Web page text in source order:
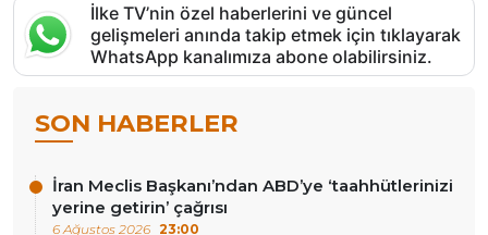
İlke TV’nin özel haberlerini ve güncel
gelişmeleri anında takip etmek için tıklayarak
WhatsApp kanalımıza abone olabilirsiniz.
SON HABERLER
İran Meclis Başkanı’ndan ABD’ye ‘taahhütlerinizi
yerine getirin’ çağrısı
6 Ağustos 2026 23:00